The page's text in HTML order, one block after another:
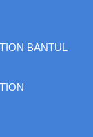
BANTUL